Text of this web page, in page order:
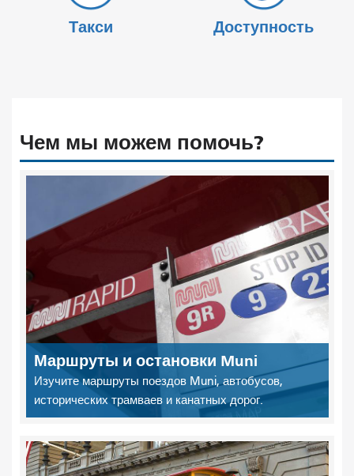
Такси Доступность
Чем мы можем помочь?
Маршруты и остановки Muni
Изучите маршруты поездов Muni, автобусов,
исторических трамваев и канатных дорог.